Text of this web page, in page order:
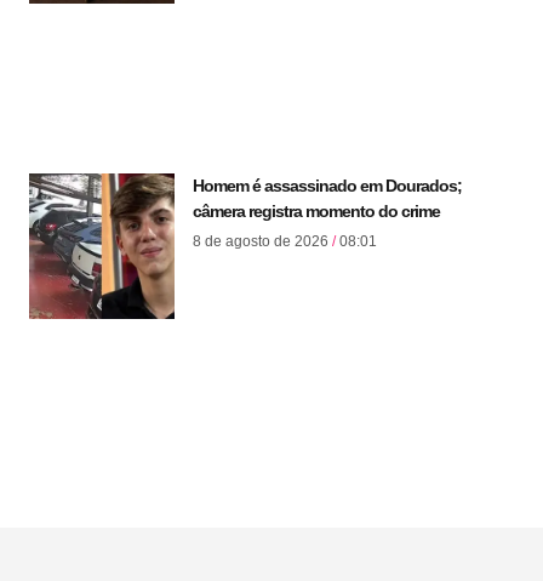
Homem é assassinado em Dourados;
câmera registra momento do crime
8 de agosto de 2026 08:01